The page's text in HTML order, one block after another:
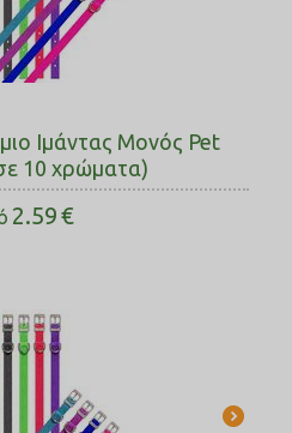
Ιμάντας Μονός Pet
10 χρώματα)
2.59€